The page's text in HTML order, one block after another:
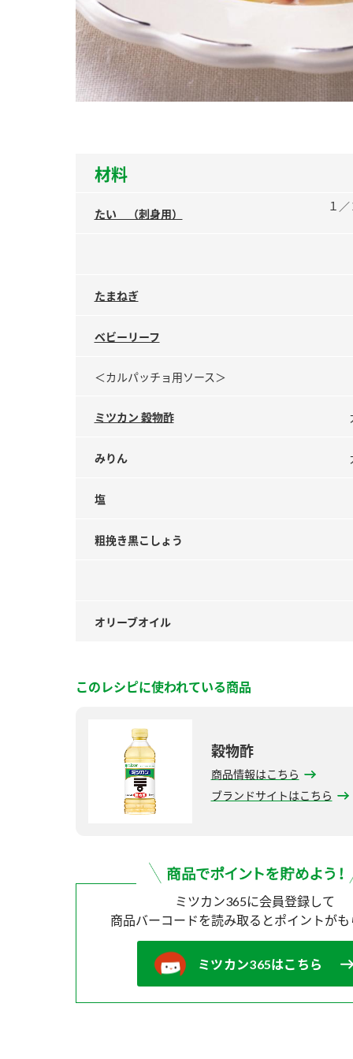
材料
たい （刺身用）
１
たまねぎ
ベビーリーフ
＜カルパッチョ用ソース＞
ミツカン 穀物酢
みりん
塩
粗挽き黒こしょう
オリーブオイル
このレシピに使われている商品
穀物酢
商品情報はこちら
ブランドサイトはこちら
ミツカン365に会員登録して
商品バーコードを読み取ると ポイントが
ミツカン365はこちら